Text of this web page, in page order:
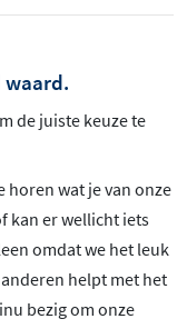
waard.
de juiste keuze te
horen wat je van onze
kan er wellicht iets
omdat we het leuk
helpt met het
bezig om onze